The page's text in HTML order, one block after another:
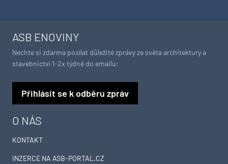
O NÁS
KONTAKT
INZERCE NA ASB-PORTAL.CZ
ASB ENOVINY
Nechte si zdarma posílat důležité zprávy ze světa architektury a
stavebnictví 1-2x týdně do emailu:
Přihlásit se k odběru zpráv